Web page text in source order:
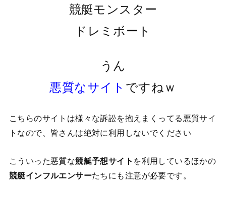
競艇モンスター
ドレミボート
うん
悪質なサイト ですねｗ
こちらのサイトは様々な訴訟を抱えまくってる悪質サイ
トなので、皆さんは絶対に利用しないでください
こういった悪質な競艇予想サイト を利用しているほかの
競艇インフルエンサーたちにも注意が必要です。